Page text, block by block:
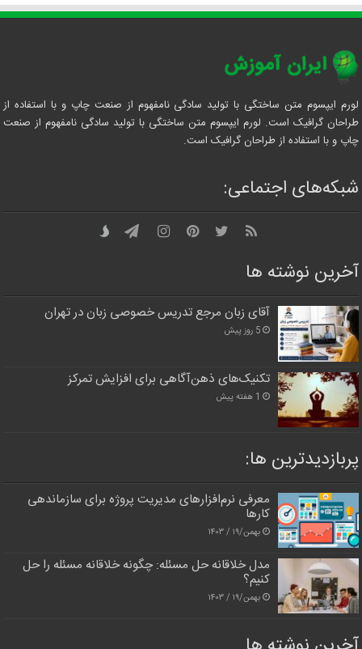
لورم ایپسوم متن ساختگی با تولید سادگی نامفهوم از صنعت چاپ و با استفاده از
طراحان گرافیک است. لورم ایپسوم متن ساختگی با تولید سادگی نامفهوم از صنعت
چاپ و با استفاده از طراحان گرافیک است.
شبکه‌های اجتماعی:
آخرین نوشته ها
آقای زبان مرجع تدریس خصوصی زبان در تهران
5 روز پیش
تکنیک‌های ذهن‌آگاهی برای افزایش تمرکز
1 هفته پیش
پربازدیدترین‌ ها:
معرفی نرم‌افزارهای مدیریت پروژه برای سازماندهی
کارها
بهمن/۱۹ / ۱۴۰۳
مدل خلاقانه حل مسئله: چگونه خلاقانه مسئله را حل
کنیم؟
بهمن/۱۹ / ۱۴۰۳